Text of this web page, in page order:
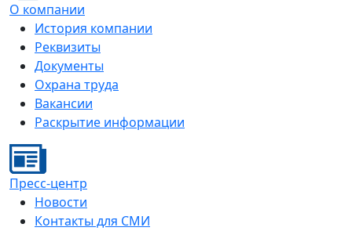
О компании
История компании
Реквизиты
Документы
Охрана труда
Вакансии
Раскрытие информации
Пресс-центр
Новости
Контакты для СМИ